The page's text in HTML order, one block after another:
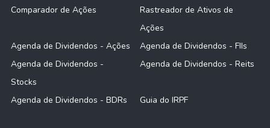
Comparador de Ações
Rastreador de Ativos de
Ações
Agenda de Dividendos - Ações
Agenda de Dividendos - FIIs
Agenda de Dividendos -
Stocks
Agenda de Dividendos - Reits
Agenda de Dividendos - BDRs Guia do IRPF